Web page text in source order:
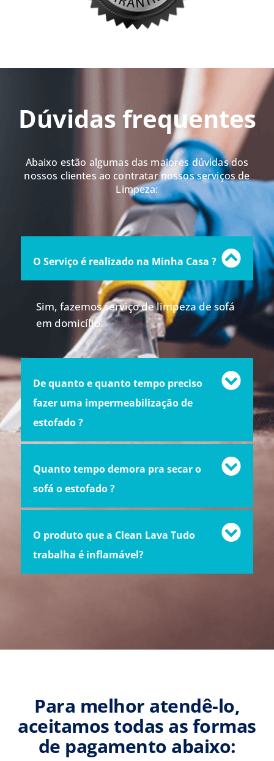
Dúvidas frequentes
Abaixo estão algumas das maiores dúvidas dos
nossos clientes ao contratar nossos serviços de
Limpeza:
O Serviço é realizado na Minha Casa ?
Sim, fazemos serviço de limpeza de sofá
em domicílio.
De quanto e quanto tempo preciso
fazer uma impermeabilização de
estofado ?
Quanto tempo demora pra secar o
sofá o estofado ?
O produto que a Clean Lava Tudo
trabalha é inflamável?
Para melhor atendê-lo,
aceitamos todas as formas
de pagamento abaixo: